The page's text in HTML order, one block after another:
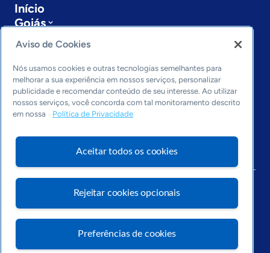
Início
Goiás
Sobre a ASN
Últimas notícias
Entre em contato
Editorias
Economia & Política
Inovação & Tecnologia
Cultura empreendedora
Arquivo
Aviso de Cookies
Nós usamos cookies e outras tecnologias semelhantes para
melhorar a sua experiência em nossos serviços, personalizar
publicidade e recomendar conteúdo de seu interesse. Ao utilizar
nossos serviços, você concorda com tal monitoramento descrito
em nossa
Política de Privacidade
Aceitar todos os cookies
Rejeitar cookies opcionais
Preferências de cookies